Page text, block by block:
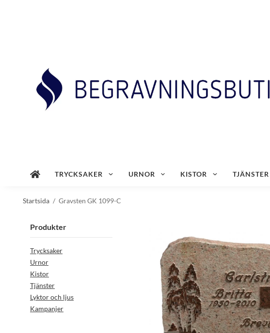
TRYCKSAKER URNOR KISTOR TJÄNSTER
Startsida / Gravsten GK 1099-C
Produkter
Trycksaker
Urnor
Kistor
Tjänster
Lyktor och ljus
Kampanjer